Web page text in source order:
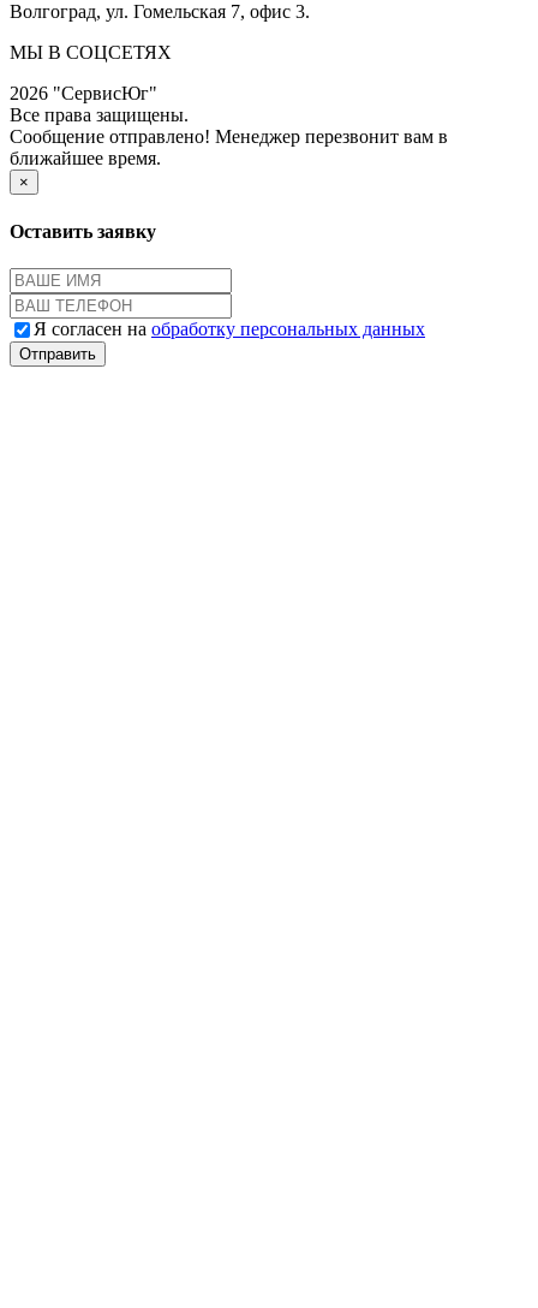
Волгоград, ул. Гомельская 7, офис 3.
МЫ В СОЦСЕТЯХ
2026 "СервисЮг"
Все права защищены.
Сообщение отправлено! Менеджер перезвонит вам в
ближайшее время.
×
Оставить заявку
Я согласен на обработку персональных данных